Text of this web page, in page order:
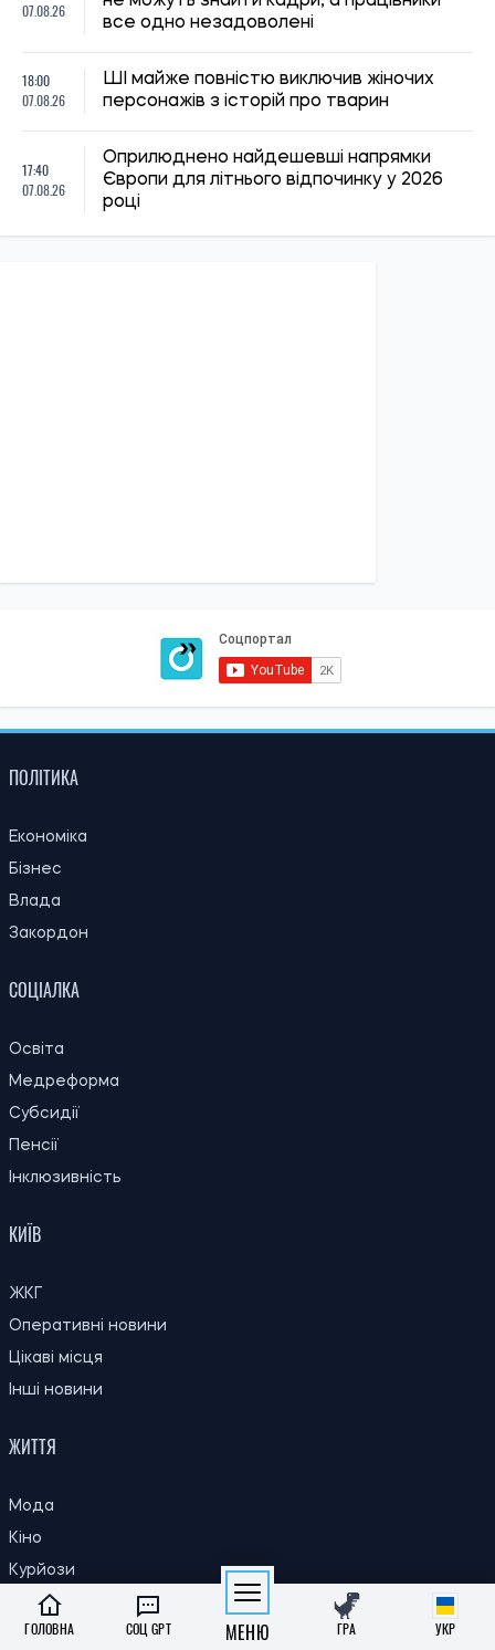
07.08.26
все одно незадоволені
18:00
07.08.26
ШІ майже повністю виключив жіночих
персонажів з історій про тварин
17:40
07.08.26
Оприлюднено найдешевші напрямки
Європи для літнього відпочинку у 2026
році
ПОЛІТИКА
Економіка
Бізнес
Влада
Закордон
СОЦІАЛКА
Освіта
Медреформа
Субсидії
Пенсії
Інклюзивність
КИЇВ
ЖКГ
Оперативні новини
Цікаві місця
Інші новини
ЖИТТЯ
Мода
Кіно
Курйози
ЗСЖ
Подорожі
ГОЛОВНА СОЦ GPT МЕНЮ ГРА УКР